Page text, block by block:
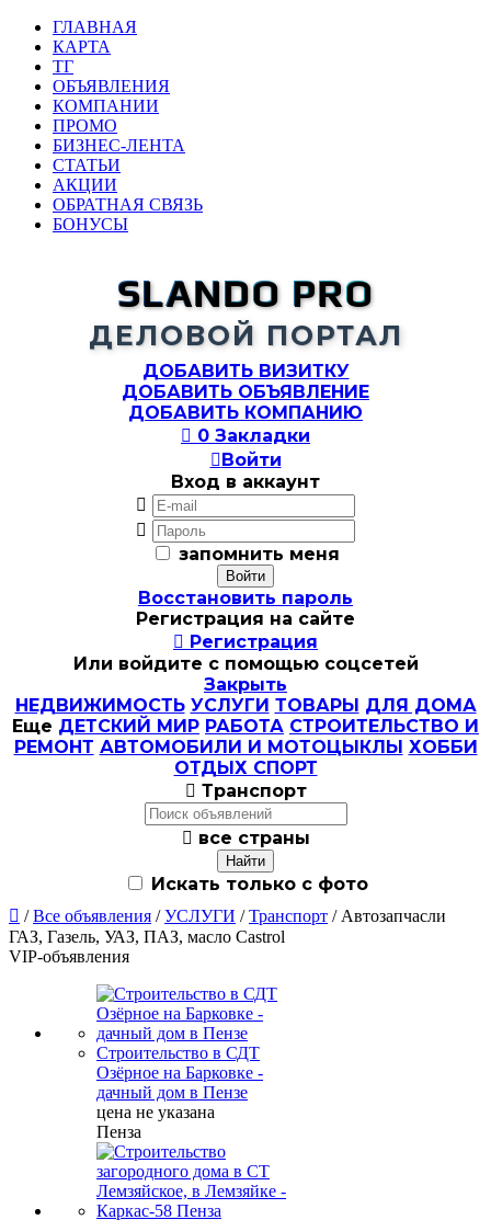
ГЛАВНАЯ
КАРТА
ТГ
ОБЪЯВЛЕНИЯ
КОМПАНИИ
ПРОМО
БИЗНЕС-ЛЕНТА
СТАТЬИ
АКЦИИ
ОБРАТНАЯ СВЯЗЬ
БОНУСЫ
SLANDO PRO
ДЕЛОВОЙ ПОРТАЛ
ДОБАВИТЬ ВИЗИТКУ
ДОБАВИТЬ ОБЪЯВЛЕНИЕ
ДОБАВИТЬ КОМПАНИЮ
 0 Закладки
Войти
Вход в аккаунт


запомнить меня
Восстановить пароль
Регистрация на сайте
 Регистрация
Или войдите с помощью соцсетей
Закрыть
НЕДВИЖИМОСТЬ УСЛУГИ ТОВАРЫ ДЛЯ ДОМА
Еще ДЕТСКИЙ МИР РАБОТА СТРОИТЕЛЬСТВО И
РЕМОНТ АВТОМОБИЛИ И МОТОЦЫКЛЫ ХОББИ
ОТДЫХ СПОРТ
 Транспорт
 все страны
Искать только с фото
 /Все объявления /УСЛУГИ /Транспорт / Автозапчасли
ГАЗ, Газель, УАЗ, ПАЗ, масло Castrol
VIP-объявления
Строительство в СДТ
Озёрное на Барковке -
дачный дом в Пензе
цена не указана
Пенза